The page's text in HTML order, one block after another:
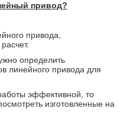
привод?
привода,
определить
линейного привода для
эффективной, то
изготовленные на